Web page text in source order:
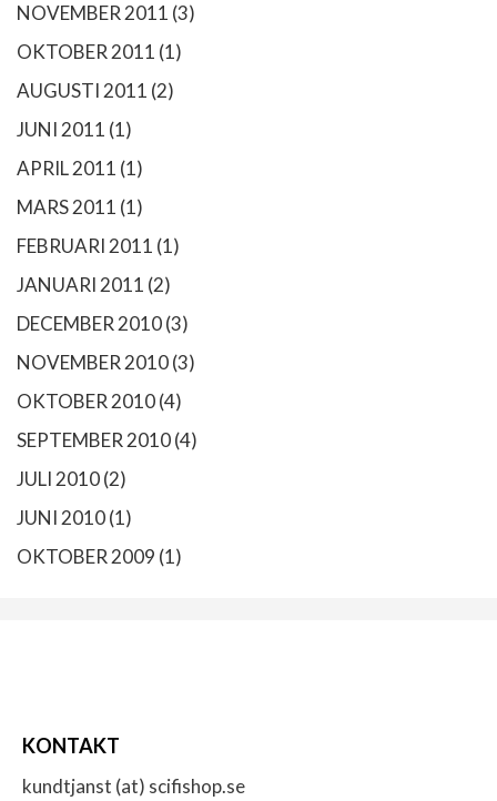
NOVEMBER 2011 (3)
OKTOBER 2011 (1)
AUGUSTI 2011 (2)
JUNI 2011 (1)
APRIL 2011 (1)
MARS 2011 (1)
FEBRUARI 2011 (1)
JANUARI 2011 (2)
DECEMBER 2010(3)
NOVEMBER 2010(3)
OKTOBER 2010(4)
SEPTEMBER 2010(4)
JULI 2010(2)
JUNI 2010(1)
OKTOBER 2009 (1)
KONTAKT
kundtjanst (at) scifishop.se